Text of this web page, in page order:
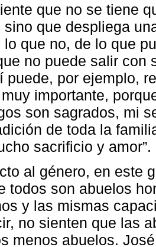
que no se tiene
sino que despliega
lo que no, de lo que
no puede salir con
puede, por ejemplo,
importante,
son sagrados, mi
de toda la
sacrificio y amor”.
al género, en este
todos son abuelos
y las mismas
no sienten que las
menos abuelos.